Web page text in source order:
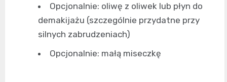
Opcjonalnie: oliwę z oliwek lub płyn do
demakijażu (szczególnie przydatne przy
silnych zabrudzeniach)
Opcjonalnie: małą miseczkę